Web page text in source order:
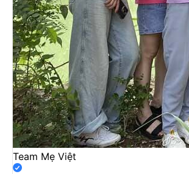
Team Mẹ Việt